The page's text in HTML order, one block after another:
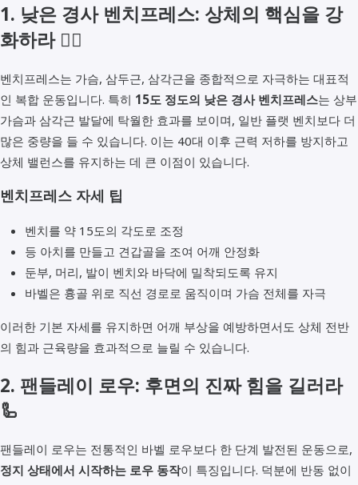
1. 낮은 경사 벤치프레스: 상체의 핵심을 강
화하라 🏋️‍♂️
벤치프레스는 가슴, 삼두근, 삼각근을 종합적으로 자극하는 대표적
인 복합 운동입니다. 특히 15도 정도의 낮은 경사 벤치프레스는 상부
가슴과 삼각근 발달에 탁월한 효과를 보이며, 일반 플랫 벤치보다 더
많은 중량을 들 수 있습니다. 이는 40대 이후 근력 저하를 방지하고
상체 밸런스를 유지하는 데 큰 이점이 있습니다.
벤치프레스 자세 팁
벤치를 약 15도의 각도로 조정
등 아치를 만들고 견갑골을 조여 어깨 안정화
둔부, 머리, 발이 벤치와 바닥에 밀착되도록 유지
바벨은 흉골 위로 직선 경로로 움직이며 가슴 전체를 자극
이러한 기본 자세를 유지하면 어깨 부상을 예방하면서도 상체 전반
의 힘과 근육량을 효과적으로 늘릴 수 있습니다.
2. 팬들레이 로우: 후면의 진짜 힘을 길러라
🦾
팬들레이 로우는 전통적인 바벨 로우보다 한 단계 발전된 운동으로,
정지 상태에서 시작하는 로우 동작이 특징입니다. 덕분에 반동 없이